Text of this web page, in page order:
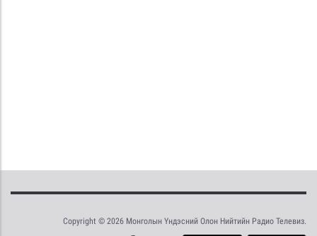
Copyright © 2026 Монголын Үндэсний Олон Нийтийн Радио Телевиз.